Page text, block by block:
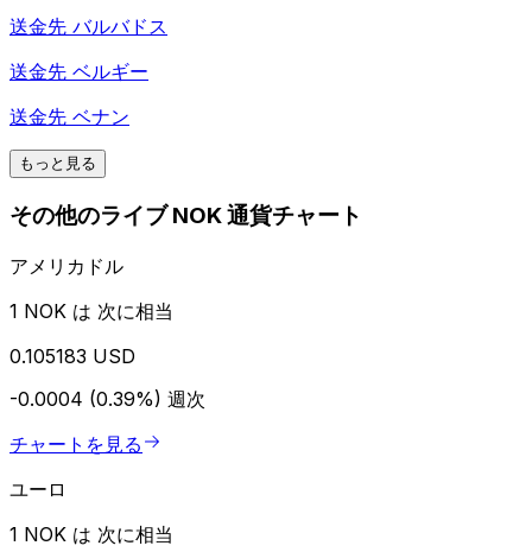
送金先 バルバドス
送金先 ベルギー
送金先 ベナン
もっと見る
その他のライブ NOK 通貨チャート
アメリカドル
1 NOK は 次に相当
0.105183 USD
-0.0004 (0.39%) 週次
チャートを見る
ユーロ
1 NOK は 次に相当